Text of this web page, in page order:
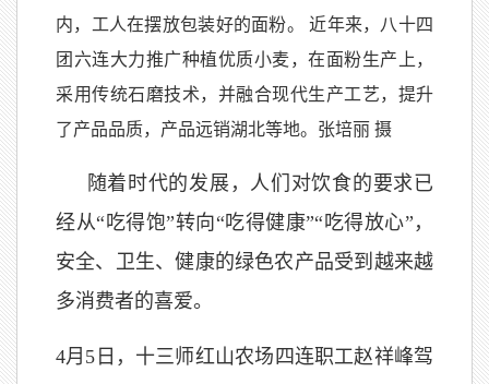
内，工人在摆放包装好的面粉。 近年来，八十四
团六连大力推广种植优质小麦，在面粉生产上，
采用传统石磨技术，并融合现代生产工艺，提升
了产品品质，产品远销湖北等地。张培丽 摄
随着时代的发展，人们对饮食的要求已
经从“吃得饱”转向“吃得健康”“吃得放心”，
安全、卫生、健康的绿色农产品受到越来越
多消费者的喜爱。
4月5日，十三师红山农场四连职工赵祥峰驾